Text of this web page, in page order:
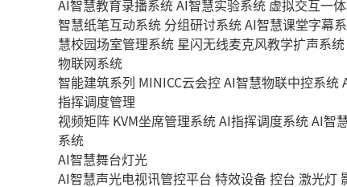
AI智慧教育录播系统AI智慧实验系统 虚拟交互一
智慧纸笔互动系统 分组研讨系统AI智慧课堂字幕
慧校园场室管理系统 星闪无线麦克风教学扩声系统
物联网系统
智能建筑系列 MINICC云会控AI智慧物联中控系统
指挥调度管理
视频矩阵 KVM坐席管理系统AI指挥调度系统AI智
系统
AI智慧舞台灯光
AI智慧声光电视讯管控平台 特效设备控台 激光灯